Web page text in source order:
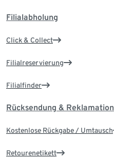
Filialabholung
Click & Collect
Filialreservierung
Filialfinder
Rücksendung & Reklamation
Kostenlose Rückgabe / Umtausch
Retourenetikett